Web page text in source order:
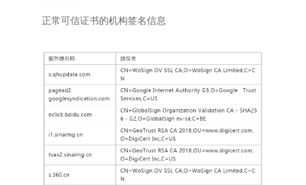
正常可信证书的机构签名信息